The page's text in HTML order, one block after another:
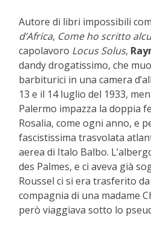
Autore di libri impossibili
d’Africa, Come ho scritto
capolavoro Locus Solus,
dandy drogatissimo, che
barbiturici in una camera
13 e il 14 luglio del 1933,
Palermo impazza la doppia
Rosalia, come ogni anno, e
fascistissima trasvolata
aerea di Italo Balbo.
des Palmes, e ci aveva già
Roussel ci si era trasferito
compagnia di una madame
però viaggiava sotto lo